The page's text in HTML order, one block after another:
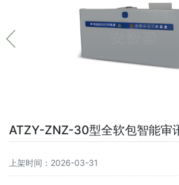
ATZY-ZNZ-30型全软包智能审
上架时间：2026-03-31